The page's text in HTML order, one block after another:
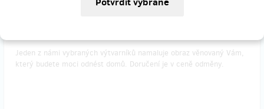
Jeden z námi vybraných výtvarníků namaluje obraz věnovaný Vám,
který budete moci odnést domů. Doručení je v ceně odměny.